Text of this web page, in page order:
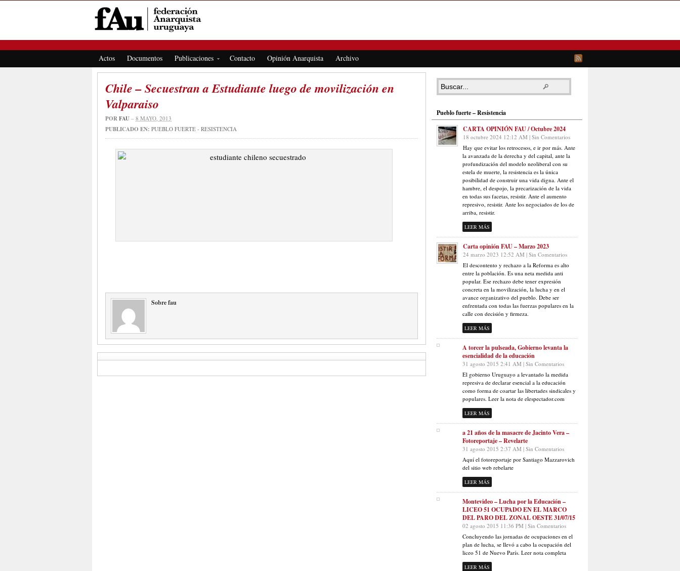
Actos Documentos Publicaciones Contacto Opinión Anarquista Archivo
Chile – Secuestran a Estudiante luego de movilización en
Valparaiso
PORFAU – 8 MAYO, 2013
PUBLICADO EN: PUEBLO FUERTE - RESISTENCIA
Sobre fau
Pueblo fuerte – Resistencia
CARTA OPINIÓN FAU / Octubre 2024
18 octubre 2024 12:12 AM | Sin Comentarios
Hay que evitar los retrocesos, e ir por más. Ante
la avanzada de la derecha y del capital, ante la
profundización del modelo neoliberal con su
estela de muerte, la resistencia es la única
posibilidad de construir una vida digna. Ante el
hambre, el despojo, la precarización de la vida
en todas sus facetas, resistir. Ante el aumento
represivo, resistir. Ante los negociados de los de
arriba, resistir.
LEER MÁS
Carta opinión FAU – Marzo 2023
24 marzo 2023 12:52 AM | Sin Comentarios
El descontento y rechazo a la Reforma es alto
entre la población. Es una neta medida anti
popular. Ese rechazo debe tener expresión
concreta en la movilización, la lucha y en el
avance organizativo del pueblo. Debe ser
enfrentada con todas las fuerzas populares en la
calle con decisión y firmeza.
LEER MÁS
A torcer la pulseada, Gobierno levanta la
esencialidad de la educación
31 agosto 2015 2:41 AM | Sin Comentarios
El gobierno Uruguayo a levantado la medida
represiva de declarar esencial a la educación
como forma de coartar las libertades sindicales y
populares. Leer la nota de elespectador.com
LEER MÁS
a 21 años de la masacre de Jacinto Vera –
Fotoreportaje – Revelarte
31 agosto 2015 2:37 AM | Sin Comentarios
Aquí el fotoreportaje por Santiago Mazzarovich
del sitio web rebelarte
LEER MÁS
Montevideo – Lucha por la Educación –
LICEO 51 OCUPADO EN EL MARCO
DEL PARO DEL ZONAL OESTE 31/07/15
02 agosto 2015 11:36 PM | Sin Comentarios
Concluyendo las jornadas de ocupaciones en el
plan de lucha, se llevó a cabo la ocupación del
liceo 51 de Nuevo París. Leer nota completa
LEER MÁS